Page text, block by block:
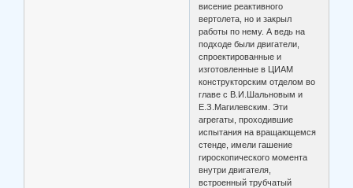
висение реактивного
вертолета, но и закрыл
работы по нему. А ведь на
подходе были двигатели,
спроектированные и
изготовленные в ЦИАМ
конструкторским отделом во
главе с В.И.Шальновым и
Е.З.Магилевским. Эти
агрегаты, проходившие
испытания на вращающемся
стенде, имели гашение
гироскопического момента
внутри двигателя,
встроенный трубчатый